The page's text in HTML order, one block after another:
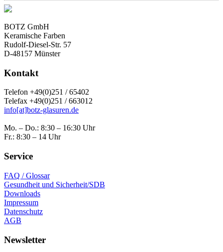
BOTZ GmbH
Keramische Farben
Rudolf-Diesel-Str. 57
D-48157 Münster
Kontakt
Telefon +49(0)251 / 65402
Telefax +49(0)251 / 663012
info[at]botz-glasuren.de
Mo. – Do.: 8:30 – 16:30 Uhr
Fr.: 8:30 – 14 Uhr
Service
FAQ / Glossar
Gesundheit und Sicherheit/SDB
Downloads
Impressum
Datenschutz
AGB
Newsletter